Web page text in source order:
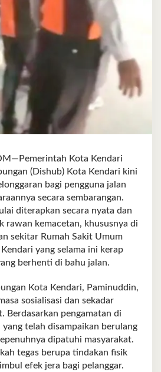
Kota Kendari
(Dishub) Kota Kendari kini
bagi pengguna jalan
secara sembarangan.
diterapkan secara nyata dan
rawan kemacetan, khususnya di
sekitar Rumah Sakit Umum
yang selama ini kerap
berhenti di bahu jalan.
Kota Kendari, Paminuddin,
sosialisasi dan sekadar
Berdasarkan pengamatan di
yang telah disampaikan berulang
dipatuhi masyarakat.
tegas berupa tindakan fisik
efek jera bagi pelanggar.